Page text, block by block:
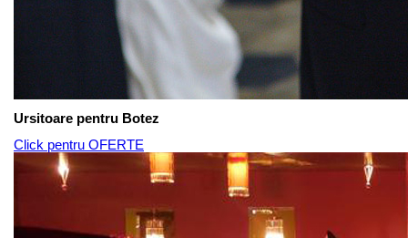
Ursitoare pentru Botez
Click pentru OFERTE